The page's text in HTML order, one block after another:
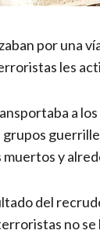
por una
les
a
y
del
no